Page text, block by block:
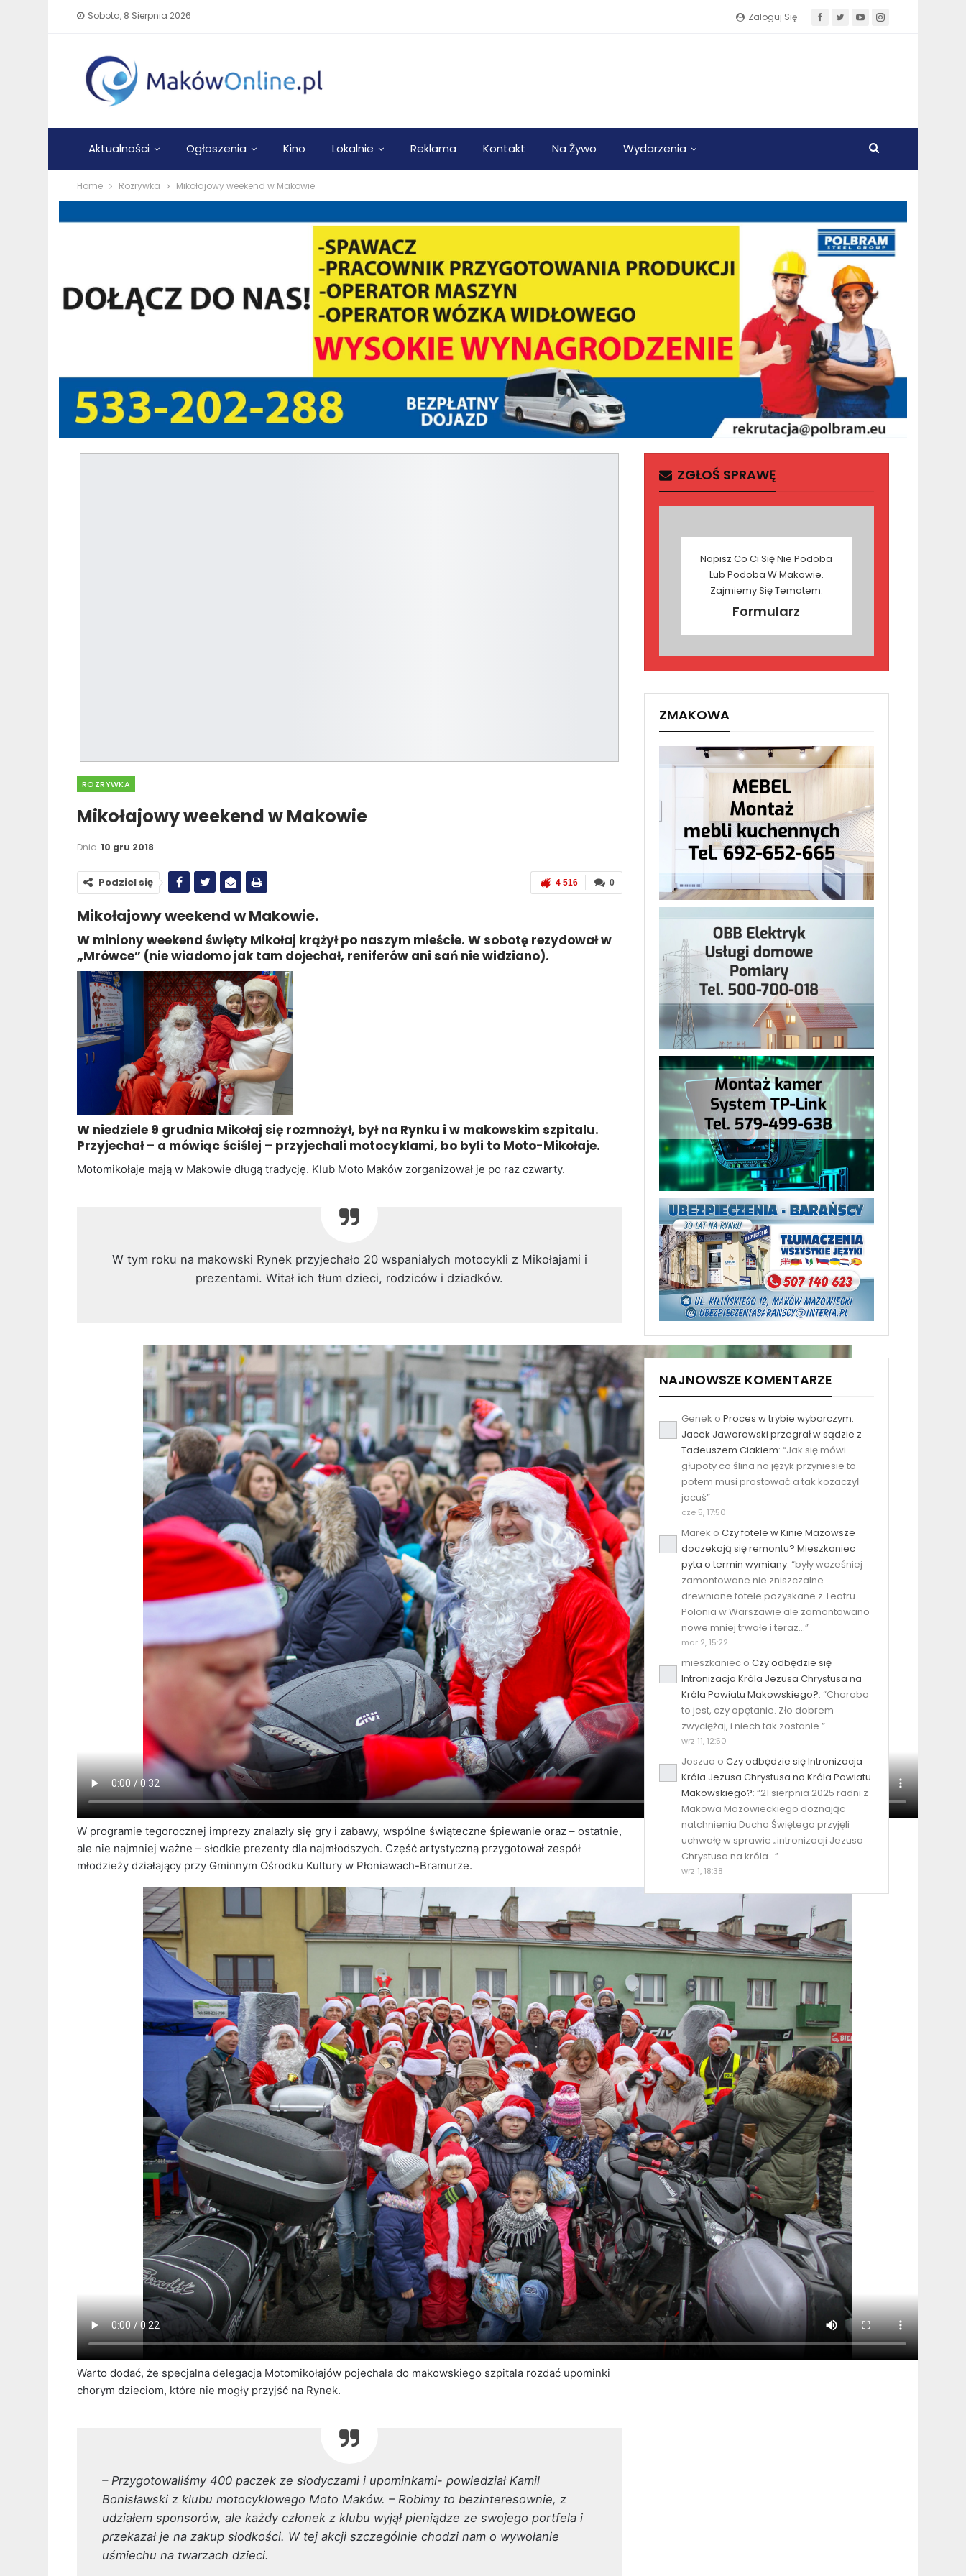
Zaloguj Się
Sobota, 8 Sierpnia 2026
Aktualności Ogłoszenia Kino Lokalnie Reklama Kontakt Na Żywo Wydarzenia
Home Rozrywka Mikołajowy weekend w Makowie
ROZRYWKA
Mikołajowy weekend w Makowie
Dnia 10 gru 2018
0
4 516
Podziel się
Mikołajowy weekend w Makowie.
W miniony weekend święty Mikołaj krążył po naszym mieście. W sobotę rezydował w
„Mrówce” (nie wiadomo jak tam dojechał, reniferów ani sań nie widziano).
W niedziele 9 grudnia Mikołaj się rozmnożył, był na Rynku i w makowskim szpitalu.
Przyjechał – a mówiąc ściślej – przyjechali motocyklami, bo byli to Moto-Mikołaje.
Motomikołaje mają w Makowie długą tradycję. Klub Moto Maków zorganizował je po raz czwarty.
W tym roku na makowski Rynek przyjechało 20 wspaniałych motocykli z Mikołajami i
prezentami. Witał ich tłum dzieci, rodziców i dziadków.
W programie tegorocznej imprezy znalazły się gry i zabawy, wspólne świąteczne śpiewanie oraz – ostatnie,
ale nie najmniej ważne – słodkie prezenty dla najmłodszych. Część artystyczną przygotował zespół
młodzieży działający przy Gminnym Ośrodku Kultury w Płoniawach-Bramurze.
Warto dodać, że specjalna delegacja Motomikołajów pojechała do makowskiego szpitala rozdać upominki
chorym dzieciom, które nie mogły przyjść na Rynek.
– Przygotowaliśmy 400 paczek ze słodyczami i upominkami- powiedział Kamil
Bonisławski z klubu motocyklowego Moto Maków. – Robimy to bezinteresownie, z
udziałem sponsorów, ale każdy członek z klubu wyjął pieniądze ze swojego portfela i
przekazał je na zakup słodkości. W tej akcji szczególnie chodzi nam o wywołanie
uśmiechu na twarzach dzieci.
ZGŁOŚ SPRAWĘ
Napisz Co Ci Się Nie Podoba
Lub Podoba W Makowie.
Zajmiemy Się Tematem.
Formularz
ZMAKOWA
NAJNOWSZE KOMENTARZE
Genek o Proces w trybie wyborczym:
Jacek Jaworowski przegrał w sądzie z
Tadeuszem Ciakiem: “Jak się mówi
głupoty co ślina na język przyniesie to
potem musi prostować a tak kozaczył
jacuś”
cze 5, 17:50
Marek o Czy fotele w Kinie Mazowsze
doczekają się remontu? Mieszkaniec
pyta o termin wymiany: “były wcześniej
zamontowane nie zniszczalne
drewniane fotele pozyskane z Teatru
Polonia w Warszawie ale zamontowano
nowe mniej trwałe i teraz…”
mar 2, 15:22
mieszkanieco Czy odbędzie się
Intronizacja Króla Jezusa Chrystusa na
Króla Powiatu Makowskiego?: “Choroba
to jest, czy opętanie. Zło dobrem
zwyciężaj, i niech tak zostanie.”
wrz 11, 12:50
Joszua o Czy odbędzie się Intronizacja
Króla Jezusa Chrystusa na Króla Powiatu
Makowskiego?: “21 sierpnia 2025 radni z
Makowa Mazowieckiego doznając
natchnienia Ducha Świętego przyjęli
uchwałę w sprawie „intronizacji Jezusa
Chrystusa na króla…”
wrz 1, 18:38